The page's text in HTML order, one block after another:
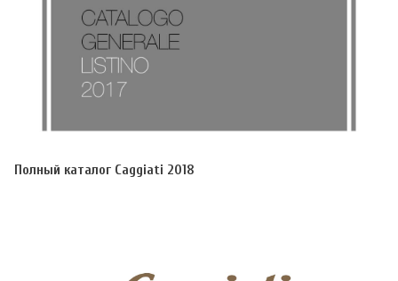
Полный каталог Caggiati 2018